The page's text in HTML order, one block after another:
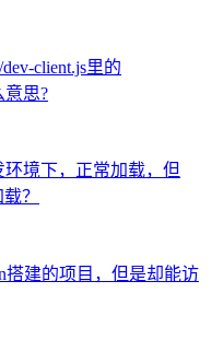
client.js里的
意思?
境下，正常加载，但
？
搭建的项目，但是却能访